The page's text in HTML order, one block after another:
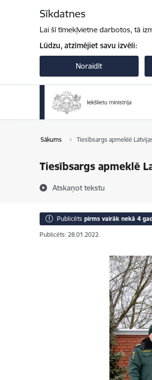
Sīkdatnes
Lai šī tīmekļvietne darbotos, tā
Lūdzu, atzīmējiet savu izvēli:
Noraidīt
Sākums Tiesībsargs apmeklē
Tiesībsargs apmeklē
Atskaņot tekstu
Publicēts pirms vairāk nekā 4
Publicēts: 28.01.2022.